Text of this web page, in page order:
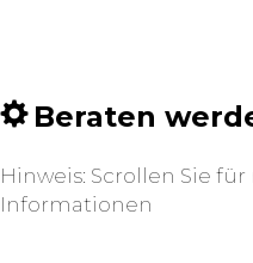
Beraten
Hinweis: Scrollen Sie
Informationen